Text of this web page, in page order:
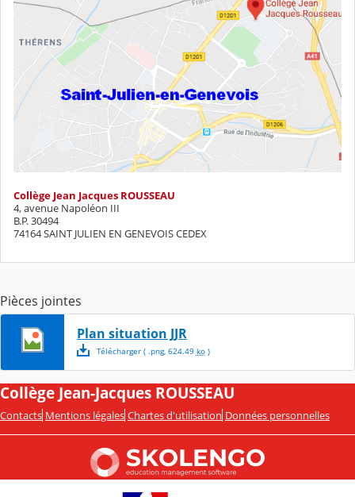
Collège Jean Jacques ROUSSEAU
4, avenue Napoléon III
B.P. 30494
74164 SAINT JULIEN EN GENEVOIS CEDEX
Pièces jointes
Plan situation JJR
Télécharger( .png, 624.49 ko)
Collège Jean-Jacques ROUSSEAU
Contacts Mentions légales Chartes d'utilisation Données personnelles